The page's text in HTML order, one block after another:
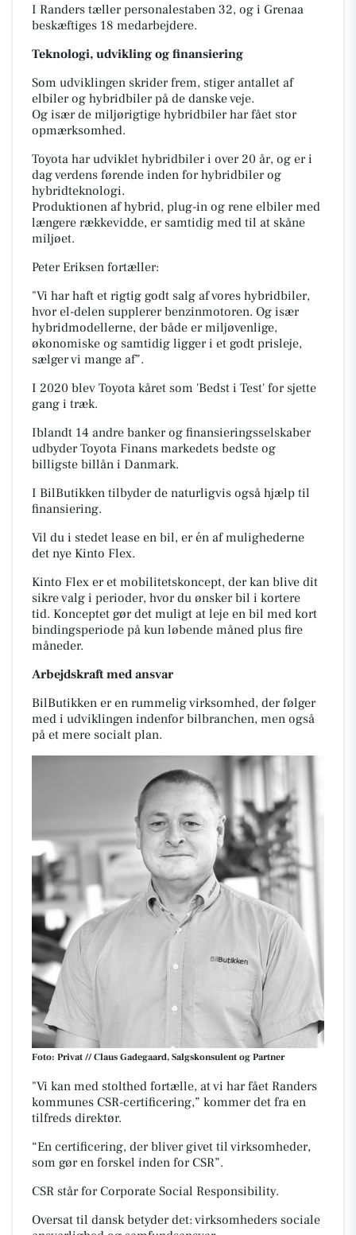
I Randers tæller personalestaben 32, og i Grenaa
beskæftiges 18 medarbejdere.
Teknologi, udvikling og finansiering
Som udviklingen skrider frem, stiger antallet af
elbiler og hybridbiler på de danske veje.
Og især de miljørigtige hybridbiler har fået stor
opmærksomhed.
Toyota har udviklet hybridbiler i over 20 år, og er i
dag verdens førende inden for hybridbiler og
hybridteknologi.
Produktionen af hybrid, plug-in og rene elbiler med
længere rækkevidde, er samtidig med til at skåne
miljøet.
Peter Eriksen fortæller:
"Vi har haft et rigtig godt salg af vores hybridbiler,
hvor el-delen supplerer benzinmotoren. Og især
hybridmodellerne, der både er miljøvenlige,
økonomiske og samtidig ligger i et godt prisleje,
sælger vi mange af”.
I 2020 blev Toyota kåret som 'Bedst i Test' for sjette
gang i træk.
Iblandt 14 andre banker og finansieringsselskaber
udbyder Toyota Finans markedets bedste og
billigste billån i Danmark.
I BilButikken tilbyder de naturligvis også hjælp til
finansiering.
Vil du i stedet lease en bil, er én af mulighederne
det nye Kinto Flex.
Kinto Flex er et mobilitetskoncept, der kan blive dit
sikre valg i perioder, hvor du ønsker bil i kortere
tid. Konceptet gør det muligt at leje en bil med kort
bindingsperiode på kun løbende måned plus fire
måneder.
Arbejdskraft med ansvar
BilButikken er en rummelig virksomhed, der følger
med i udviklingen indenfor bilbranchen, men også
på et mere socialt plan.
Foto: Privat // Claus Gadegaard, Salgskonsulent og Partner
"Vi kan med stolthed fortælle, at vi har fået Randers
kommunes CSR-certificering,” kommer det fra en
tilfreds direktør.
“En certificering, der bliver givet til virksomheder,
som gør en forskel inden for CSR”.
CSR står for Corporate Social Responsibility.
Oversat til dansk betyder det: virksomheders sociale